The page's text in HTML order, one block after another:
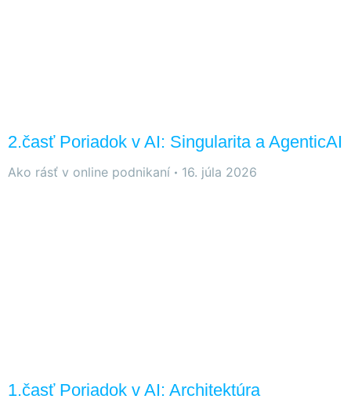
2.časť Poriadok v AI: Singularita a AgenticAI
Ako rásť v online podnikaní 16. júla 2026
1.časť Poriadok v AI: Architektúra